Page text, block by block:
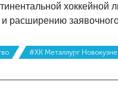
хоккейной
расширению
#ХК Металлург